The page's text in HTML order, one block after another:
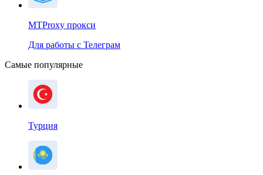
MTProxy прокси
Для работы с Телеграм
Самые популярные
Турция